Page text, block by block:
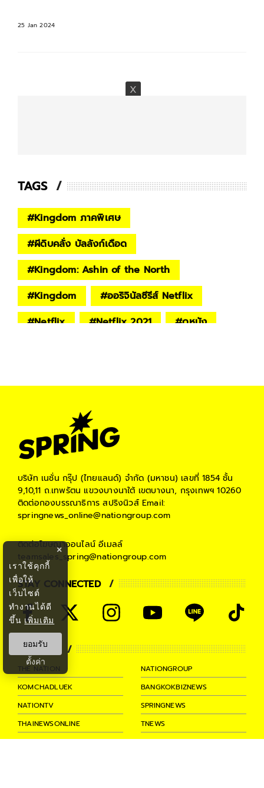
25 Jan 2024
TAGS
#Kingdom ภาคพิเศษ
#ผีดิบคลั่ง บัลลังก์เดือด
#Kingdom: Ashin of the North
#Kingdom #ออริจินัลซีรีส์ Netflix
#Netflix #Netflix 2021 #ดูหนัง
บริษัท เนชั่น กรุ๊ป (ไทยแลนด์) จำกัด (มหาชน) เลขที่ 1854 ชั้น
9,10,11 ถ.เทพรัตน แขวงบางนาใต้ เขตบางนา, กรุงเทพฯ 10260
ติดต่อกองบรรณาธิการ สปริงนิวส์Email:
springnews_online@nationgroup.com
ติดต่อโฆษณาออนไลน์ อีเมลล์
teamsales_spring@nationgroup.com
STAY CONNECTED
PARTNER
THE NATION
NATIONGROUP
KOMCHADLUEK
BANGKOKBIZNEWS
NATIONTV
SPRINGNEWS
THAINEWSONLINE
TNEWS
THANSETTAKIJ
×
เราใช้คุกกี้
เพื่อให้
เว็บไซต์
ทำงานได้ดี
ขึ้น เพิ่มเติม
ยอมรับ
ตั้งค่า